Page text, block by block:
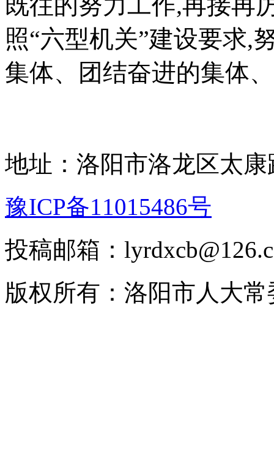
照“六型机关”建设要求,
集体、团结奋进的集体
地址：洛阳市洛龙区太康
豫ICP备11015486号
投稿邮箱：
版权所有：洛阳市人大常